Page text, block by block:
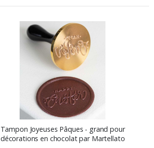
Tampon Joyeuses Pâques - grand pour
décorations en chocolat par Martellato